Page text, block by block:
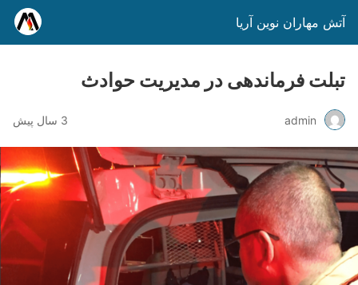
آتش مهاران نوین آریا
تبلت فرماندهی در مدیریت حوادث
admin 3 سال پیش